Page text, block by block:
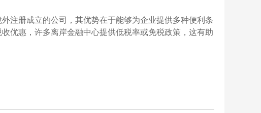
注册成立的公司，其优势在于能够为企业提供多种便利条
优惠，许多离岸金融中心提供低税率或免税政策，这有助